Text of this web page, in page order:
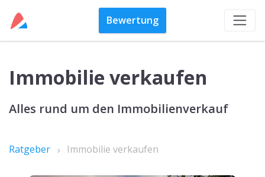
Bewertung
Immobilie verkaufen
Alles rund um den Immobilienverkauf
Ratgeber Immobilie verkaufen